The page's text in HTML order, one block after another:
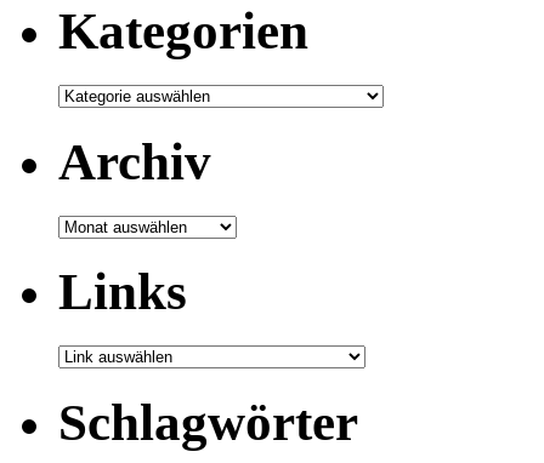
Kategorien
Archiv
Archiv
Links
Schlagwörter